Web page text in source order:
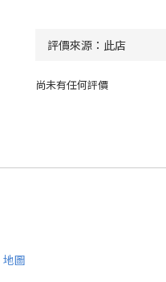
尚未有任何評價
地圖